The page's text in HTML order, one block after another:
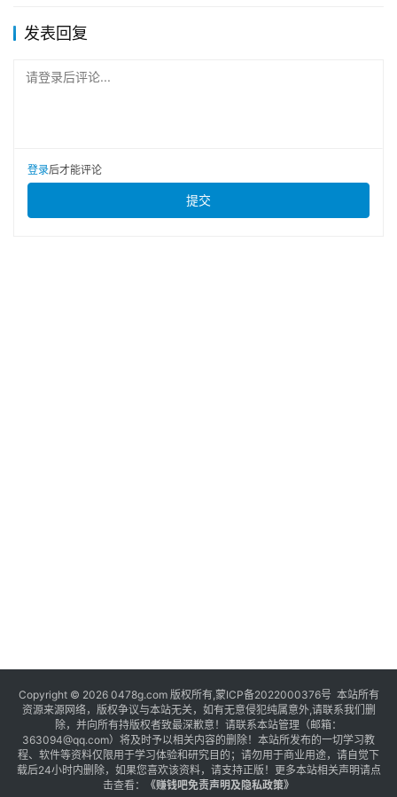
发表回复
请登录后评论...
登录后才能评论
提交
Copyright © 2026 0478g.com 版权所有,蒙ICP备2022000376号 本站所有
资源来源网络，版权争议与本站无关，如有无意侵犯纯属意外,请联系我们删
除，并向所有持版权者致最深歉意！请联系本站管理（邮箱：
363094@qq.com）将及时予以相关内容的删除！本站所发布的一切学习教
程、软件等资料仅限用于学习体验和研究目的；请勿用于商业用途，请自觉下
载后24小时内删除，如果您喜欢该资料，请支持正版！更多本站相关声明请点
击查看：
《赚钱吧免责声明及隐私政策》